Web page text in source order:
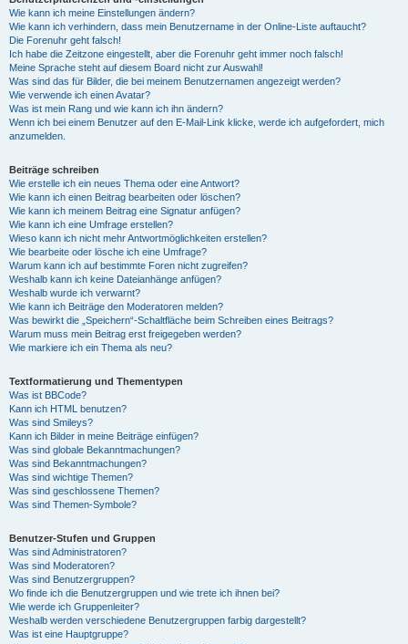
Wie kann ich meine Einstellungen ändern?
Wie kann ich verhindern, dass mein Benutzername in der Online-Liste auftaucht?
Die Forenuhr geht falsch!
Ich habe die Zeitzone eingestellt, aber die Forenuhr geht immer noch falsch!
Meine Sprache steht auf diesem Board nicht zur Auswahl!
Was sind das für Bilder, die bei meinem Benutzernamen angezeigt werden?
Wie verwende ich einen Avatar?
Was ist mein Rang und wie kann ich ihn ändern?
Wenn ich bei einem Benutzer auf den E-Mail-Link klicke, werde ich aufgefordert, mich
anzumelden.
Beiträge schreiben
Wie erstelle ich ein neues Thema oder eine Antwort?
Wie kann ich einen Beitrag bearbeiten oder löschen?
Wie kann ich meinem Beitrag eine Signatur anfügen?
Wie kann ich eine Umfrage erstellen?
Wieso kann ich nicht mehr Antwortmöglichkeiten erstellen?
Wie bearbeite oder lösche ich eine Umfrage?
Warum kann ich auf bestimmte Foren nicht zugreifen?
Weshalb kann ich keine Dateianhänge anfügen?
Weshalb wurde ich verwarnt?
Wie kann ich Beiträge den Moderatoren melden?
Was bewirkt die „Speichern“-Schaltfläche beim Schreiben eines Beitrags?
Warum muss mein Beitrag erst freigegeben werden?
Wie markiere ich ein Thema als neu?
Textformatierung und Thementypen
Was ist BBCode?
Kann ich HTML benutzen?
Was sind Smileys?
Kann ich Bilder in meine Beiträge einfügen?
Was sind globale Bekanntmachungen?
Was sind Bekanntmachungen?
Was sind wichtige Themen?
Was sind geschlossene Themen?
Was sind Themen-Symbole?
Benutzer-Stufen und Gruppen
Was sind Administratoren?
Was sind Moderatoren?
Was sind Benutzergruppen?
Wo finde ich die Benutzergruppen und wie trete ich ihnen bei?
Wie werde ich Gruppenleiter?
Weshalb werden verschiedene Benutzergruppen farbig dargestellt?
Was ist eine Hauptgruppe?